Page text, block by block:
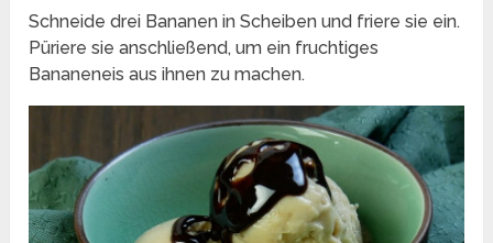
Schneide drei Bananen in Scheiben und friere sie ein.
Püriere sie anschließend, um ein fruchtiges
Bananeneis aus ihnen zu machen.